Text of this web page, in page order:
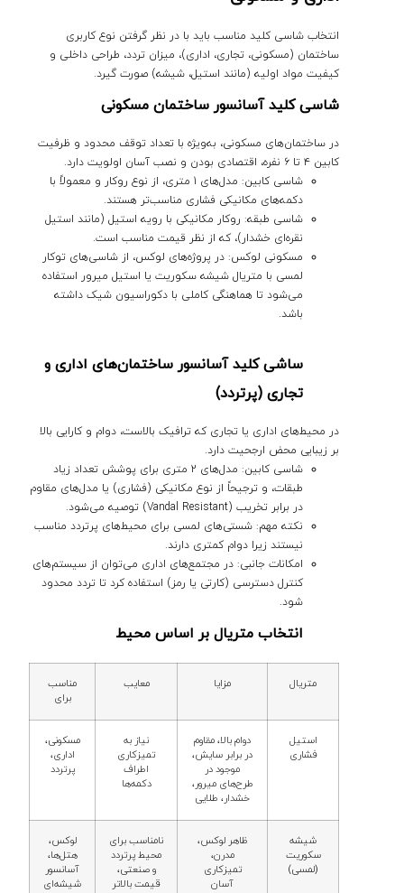
انتخاب شاسی کلید مناسب باید با در نظر گرفتن نوع کاربری
ساختمان (مسکونی، تجاری، اداری)، میزان تردد، طراحی داخلی و
کیفیت مواد اولیه (مانند استیل، شیشه) صورت گیرد.
شاسی کلید آسانسور ساختمان مسکونی
در ساختمان‌های مسکونی، به‌ویژه با تعداد توقف محدود و ظرفیت
کابین ۴ تا ۶ نفره،
اقتصادی بودن و نصب آسان اولویت دارد.
شاسی کابین: مدل‌های 1 متری ، از نوع روکار و معمولاً با
دکمه‌های مکانیکی فشاری مناسب‌تر هستند.
شاسی طبقه: روکار مکانیکی با رویه استیل (مانند استیل
نقره‌ای خشدار)، که از نظر قیمت مناسب است.
مسکونی لوکس: در پروژه‌های لوکس، از شاسی‌های توکار
لمسی با متریال شیشه سکوریت یا استیل میرور استفاده
می‌شود تا هماهنگی کاملی با دکوراسیون شیک داشته
باشد.
ساشی کلید آسانسور ساختمان‌های اداری و
تجاری (پرتردد)
در محیط‌های اداری یا تجاری که ترافیک بالاست، دوام و کارایی بالا
بر زیبایی محض ارجحیت دارد.
شاسی کابین: مدل‌های 2 متری
برای پوشش تعداد زیاد
طبقات، و ترجیحاً از نوع مکانیکی (فشاری) یا مدل‌های مقاوم
در برابر تخریب (Vandal Resistant) توصیه می‌شود.
نکته مهم: شستی‌های لمسی برای محیط‌های پرتردد مناسب
نیستند زیرا دوام کمتری دارند.
امکانات جانبی: در مجتمع‌های اداری می‌توان از سیستم‌های
کنترل دسترسی (کارتی یا رمز) استفاده کرد تا تردد محدود
شود.
انتخاب متریال بر اساس محیط
متریال مزایا معایب
مناسب
برای
استیل
فشاری
دوام بالا، مقاوم
در برابر سایش،
موجود در
طرح‌های میرور،
خشدار، طلایی
نیاز به
تمیزکاری
اطراف
دکمه‌ها
مسکونی،
اداری،
پرتردد
شیشه
سکوریت
(لمسی)
ظاهر لوکس،
مدرن،
تمیزکاری
آسان
نامناسب برای
محیط پرتردد
و صنعتی،
قیمت بالاتر
لوکس،
هتل‌ها،
آسانسور
شیشه‌ای